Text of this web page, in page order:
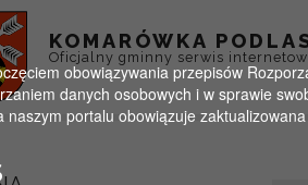
KOMARÓWKA
Oficjalny gminny serwis
obowiązywania przepisów
danych osobowych i w sprawie
naszym portalu obowiązuje zaktualizowana